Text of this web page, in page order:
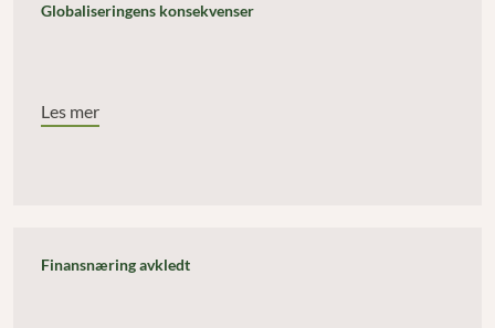
Globaliseringens konsekvenser
Les mer
Finansnæring avkledt